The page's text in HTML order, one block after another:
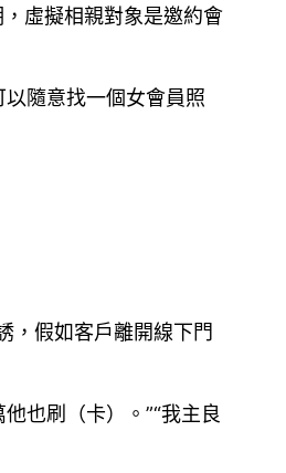
虛擬相親對象是邀約會
隨意找一個女會員照
，假如客戶離開線下門
也刷（卡）。”“我主良